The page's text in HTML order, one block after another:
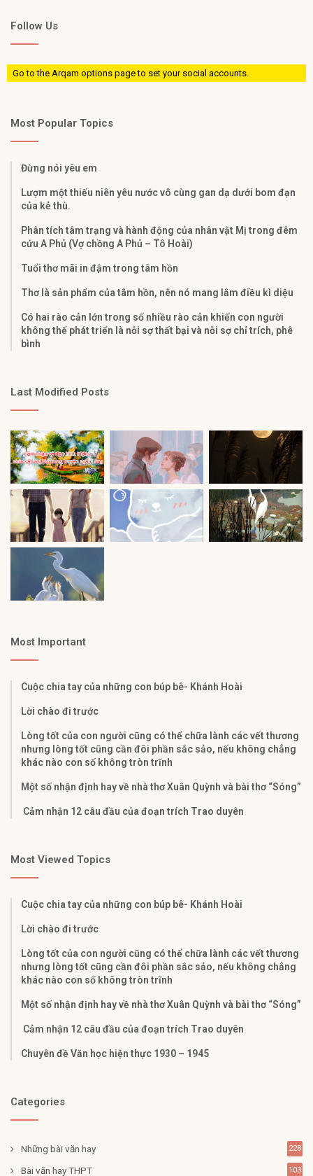
Follow Us
Go to the Arqam options page to set your social accounts.
Most Popular Topics
Đừng nói yêu em
Lượm một thiếu niên yêu nước vô cùng gan dạ dưới bom đạn
của kẻ thù.
Phân tích tâm trạng và hành động của nhân vật Mị trong đêm
cứu A Phủ (Vợ chồng A Phủ – Tô Hoài)
Tuổi thơ mãi in đậm trong tâm hồn
Thơ là sản phẩm của tâm hồn, nên nó mang lắm điều kì diệu
Có hai rào cản lớn trong số nhiều rào cản khiến con người
không thể phát triển là nỗi sợ thất bại và nỗi sợ chỉ trích, phê
bình
Last Modified Posts
Most Important
Cuộc chia tay của những con búp bê- Khánh Hoài
Lời chào đi trước
Lòng tốt của con người cũng có thể chữa lành các vết thương
nhưng lòng tốt cũng cần đôi phần sắc sảo, nếu không chẳng
khác nào con số không tròn trĩnh
Một số nhận định hay về nhà thơ Xuân Quỳnh và bài thơ “Sóng”
Cảm nhận 12 câu đầu của đoạn trích Trao duyên
Most Viewed Topics
Cuộc chia tay của những con búp bê- Khánh Hoài
Lời chào đi trước
Lòng tốt của con người cũng có thể chữa lành các vết thương
nhưng lòng tốt cũng cần đôi phần sắc sảo, nếu không chẳng
khác nào con số không tròn trĩnh
Một số nhận định hay về nhà thơ Xuân Quỳnh và bài thơ “Sóng”
Cảm nhận 12 câu đầu của đoạn trích Trao duyên
Chuyên đề Văn học hiện thực 1930 – 1945
Categories
Những bài văn hay 228
Bài văn hay THPT 103